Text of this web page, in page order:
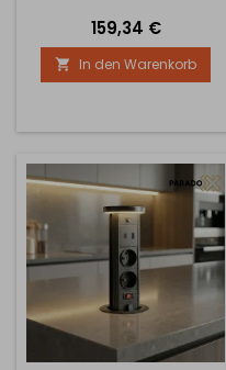
Arbeitsflächen oder
Bürotische. Dank des
Auszugsmechanismus ist
sie in der Arbeitsplatte
Bedarf herausgezogen. Die
SCHUKO-Steckdosen
ausgestattet, die für Märkte
wie...
Preis
159,34 €
 In den Warenkorb